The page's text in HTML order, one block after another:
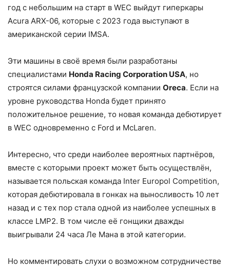
год с небольшим на старт в WEC выйдут гиперкары
Acura ARX-06, которые с 2023 года выступают в
американской серии IMSA.
Эти машины в своё время были разработаны
специалистами Honda Racing Corporation USA, но
строятся силами французской компании Oreca. Если на
уровне руководства Honda будет принято
положительное решение, то новая команда дебютирует
в WEC одновременно с Ford и McLaren.
Интересно, что среди наиболее вероятных партнёров,
вместе с которыми проект может быть осуществлён,
называется польская команда Inter Europol Competition,
которая дебютировала в гонках на выносливость 10 лет
назад и с тех пор стала одной из наиболее успешных в
классе LMP2. В том числе её гонщики дважды
выигрывали 24 часа Ле Мана в этой категории.
Но комментировать слухи о возможном сотрудничестве